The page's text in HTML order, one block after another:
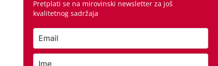
Pretplati se na mirovinski newsletter za još
kvalitetnog sadržaja